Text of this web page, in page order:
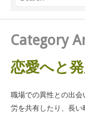
Category
恋愛へと
職場での異性との出
労を共有したり、長い